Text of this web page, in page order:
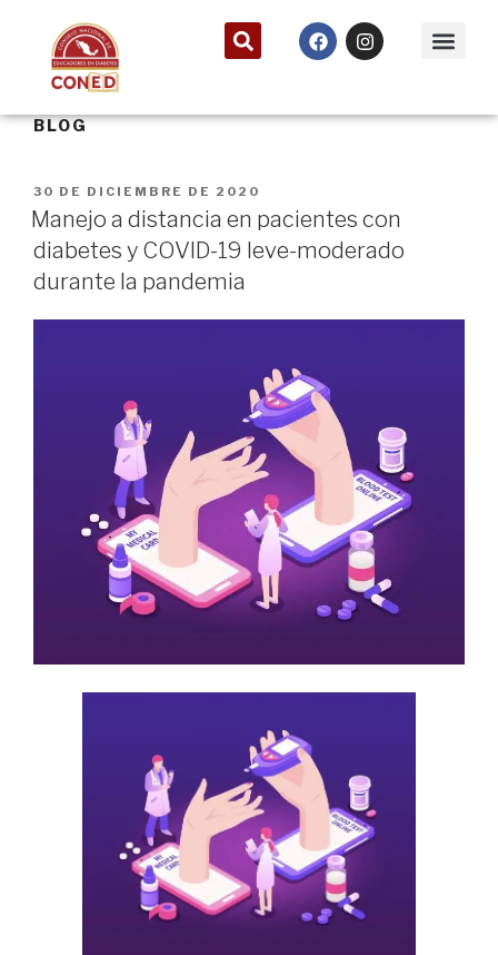
BLOG
30 DE DICIEMBRE DE 2020
Manejo a distancia en pacientes con
diabetes y COVID-19 leve-moderado
durante la pandemia